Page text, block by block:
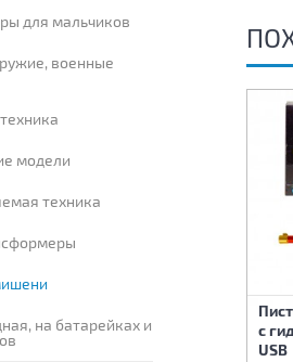
для мальчиков
военные
модели
техника
на батарейках и
Пистолет на батарейках
с
USB